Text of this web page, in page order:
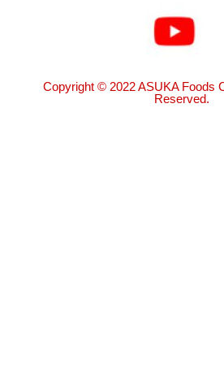
Copyright © 2022 ASUKA Foods
Reserved.